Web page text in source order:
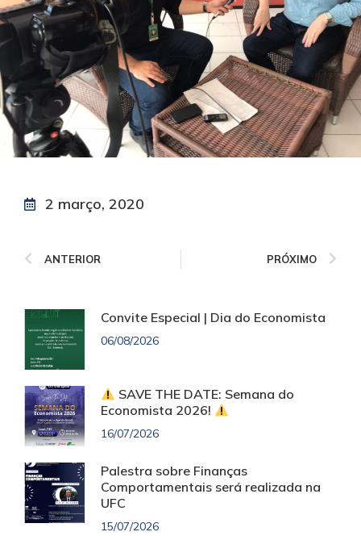
2 março, 2020
ANTERIOR PRÓXIMO
Convite Especial | Dia do Economista
06/08/2026
SAVE THE DATE: Semana do
Economista 2026!
16/07/2026
Palestra sobre Finanças
Comportamentais será realizada na
UFC
15/07/2026